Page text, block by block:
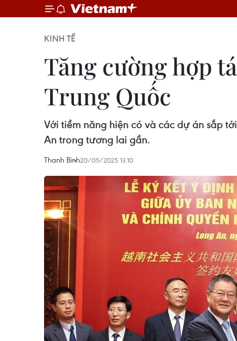
KINH TẾ
Tăng cường hợp
Trung Quốc
Với tiềm năng hiện có và các dự án sắp
An trong tương lai gần.
Thanh Bình20/05/2025 13:10